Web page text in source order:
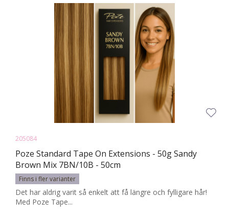
205084
Poze Standard Tape On Extensions - 50g Sandy
Brown Mix 7BN/10B - 50cm
Finns i fler varianter
Det har aldrig varit så enkelt att få längre och fylligare hår!
Med Poze Tape...